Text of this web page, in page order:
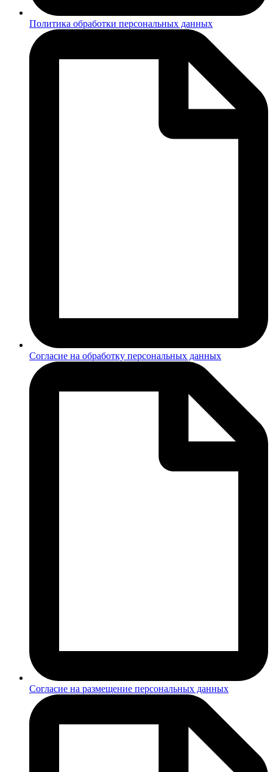
Политика обработки персональных данных
Согласие на обработку персональных данных
Согласие на размещение персональных данных